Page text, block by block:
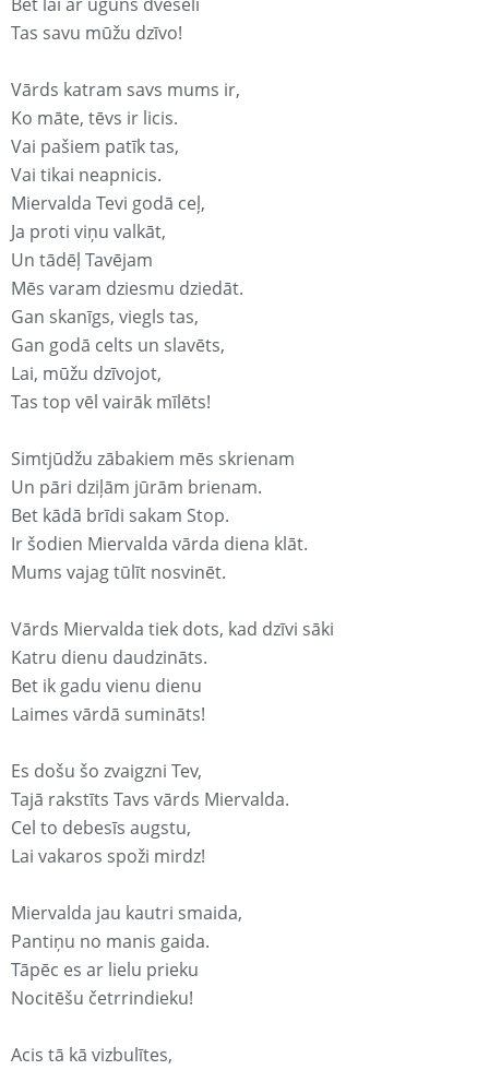
Tas savu mūžu dzīvo!
Vārds katram savs mums ir,
Ko māte, tēvs ir licis.
Vai pašiem patīk tas,
Vai tikai neapnicis.
Miervalda Tevi godā ceļ,
Ja proti viņu valkāt,
Un tādēļ Tavējam
Mēs varam dziesmu dziedāt.
Gan skanīgs, viegls tas,
Gan godā celts un slavēts,
Lai, mūžu dzīvojot,
Tas top vēl vairāk mīlēts!
Simtjūdžu zābakiem mēs skrienam
Un pāri dziļām jūrām brienam.
Bet kādā brīdi sakam Stop.
Ir šodien Miervalda vārda diena klāt.
Mums vajag tūlīt nosvinēt.
Vārds Miervalda tiek dots, kad dzīvi sāki
Katru dienu daudzināts.
Bet ik gadu vienu dienu
Laimes vārdā sumināts!
Es došu šo zvaigzni Tev,
Tajā rakstīts Tavs vārds Miervalda.
Cel to debesīs augstu,
Lai vakaros spoži mirdz!
Miervalda jau kautri smaida,
Pantiņu no manis gaida.
Tāpēc es ar lielu prieku
Nocitēšu četrrindieku!
Acis tā kā vizbulītes,